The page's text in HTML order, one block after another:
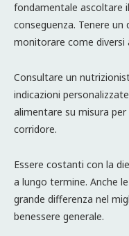
fondamentale ascoltare
conseguenza. Tenere
monitorare come diversi
Consultare un
indicazioni
alimentare su misura
corridore.
Essere costanti con la
a lungo termine. Anche
grande differenza nel
benessere generale.